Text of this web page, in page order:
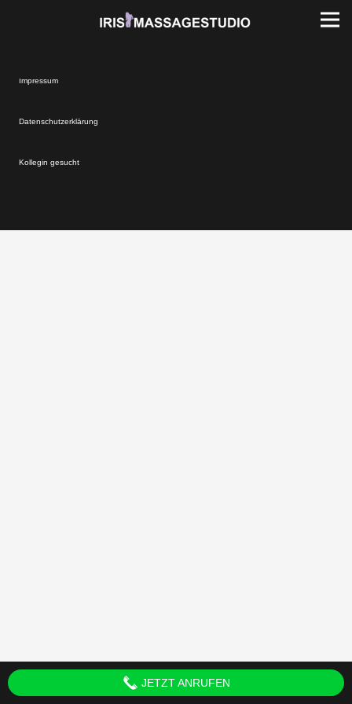
Impressum
Datenschutzerklärung
Kollegin gesucht
JETZT ANRUFEN